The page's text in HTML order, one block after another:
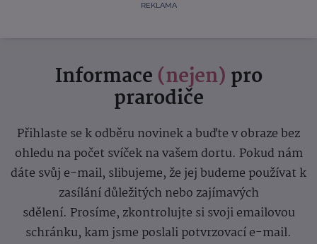
REKLAMA
Informace (nejen) pro
prarodiče
Přihlaste se k odběru novinek a buďte v obraze bez
ohledu na počet svíček na vašem dortu. Pokud nám
dáte svůj e-mail, slibujeme, že jej budeme používat k
zasílání důležitých nebo zajímavých
sdělení. Prosíme, zkontrolujte si svoji emailovou
schránku, kam jsme poslali potvrzovací e-mail.